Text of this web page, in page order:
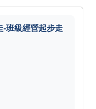
-班級經營起步走